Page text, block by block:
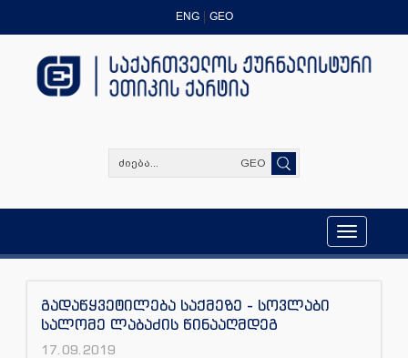
ENG GEO
GEO
Toggle
navigation
გადაწყვეტილება საქმეზე - სოვლაბი
სალომე ლაბაძის წინააღმდეგ
17.09.2019